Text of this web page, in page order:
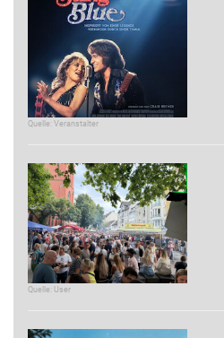
Quelle: Veranstalter
Quelle: User